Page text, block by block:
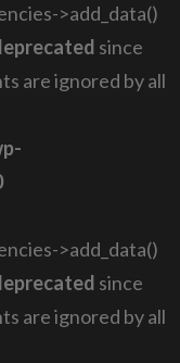
>add_data()
since
are ignored by all
>add_data()
since
are ignored by all